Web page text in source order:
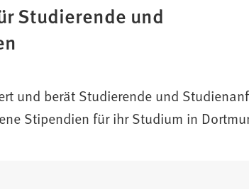
Studierende und
und berät Studierende und
Stipendien für ihr Studium in